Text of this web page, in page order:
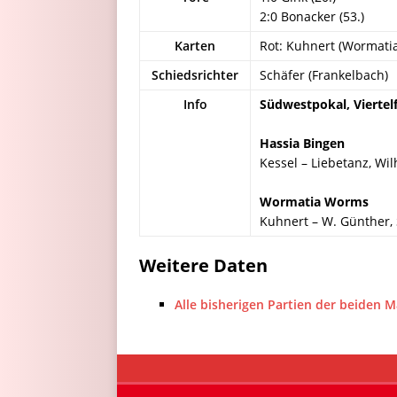
2:0 Bonacker (53.)
Karten
Rot: Kuhnert
Schiedsrichter
Schäfer (Frankelbach)
Info
Südwestpokal,
Hassia Bingen
Kessel – Liebetanz,
Wormatia Worms
Kuhnert – W. Günther,
Weitere Daten
Alle bisherigen Partien der beiden